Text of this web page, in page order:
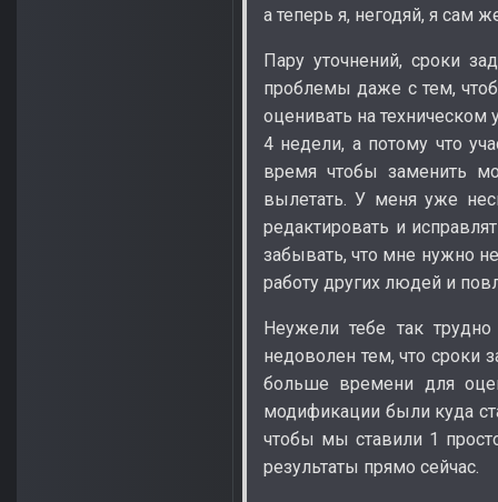
а теперь я, негодяй, я сам
Пару уточнений, сроки
проблемы даже с тем,
оценивать на техническом
4 недели, а потому что
время чтобы заменить
вылетать. У меня уже
редактировать и
забывать, что мне нужно
работу других людей и
Неужели тебе так
недоволен тем, что сроки
больше времени для
модификации были куда
чтобы мы ставили 1
результаты прямо сейчас.